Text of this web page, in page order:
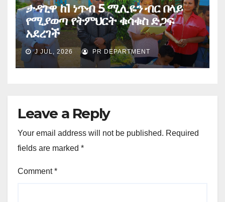
ታዳጊዋ ከ1 ነጥብ 5 ሚሊዬን ብር በላይ
የሚያወጣ የትምህርት ቁሳቁስ ድጋፍ
አደረገች
J JUL, 2026 PR DEPARTMENT
Leave a Reply
Your email address will not be published. Required
fields are marked *
Comment*